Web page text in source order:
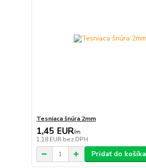
Tesniaca šnúra 2mm
1,45 EUR/m
1,18 EUR bez DPH
Pridať do košíka